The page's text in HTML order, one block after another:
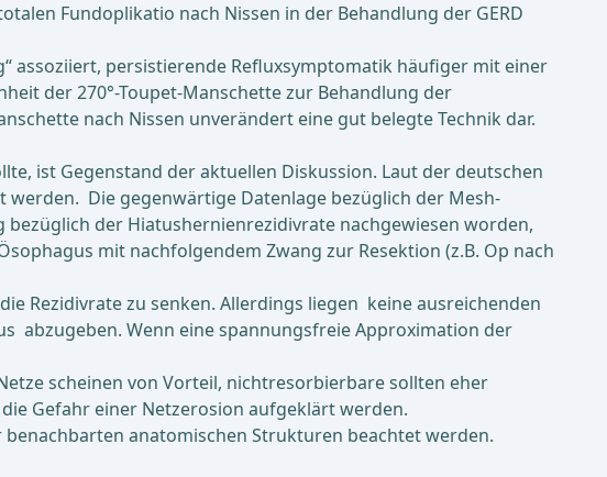
Fundoplikatio nach Nissen in der Behandlung der GERD
assoziiert, persistierende Refluxsymptomatik häufiger mit einer
der 270°-Toupet-Manschette zur Behandlung der
nach Nissen unverändert eine gut belegte Technik dar.
ist Gegenstand der aktuellen Diskussion. Laut der deutschen
Die gegenwärtige Datenlage bezüglich der Mesh-
der Hiatushernienrezidivrate nachgewiesen worden,
mit nachfolgendem Zwang zur Resektion (z.B. Op nach
Rezidivrate zu senken. Allerdings liegen keine ausreichenden
abzugeben. Wenn eine spannungsfreie Approximation der
scheinen von Vorteil, nichtresorbierbare sollten eher
Gefahr einer Netzerosion aufgeklärt werden.
anatomischen Strukturen beachtet werden.